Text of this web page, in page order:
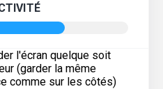
l'écran quelque soit
(garder la même
comme sur les côtés)